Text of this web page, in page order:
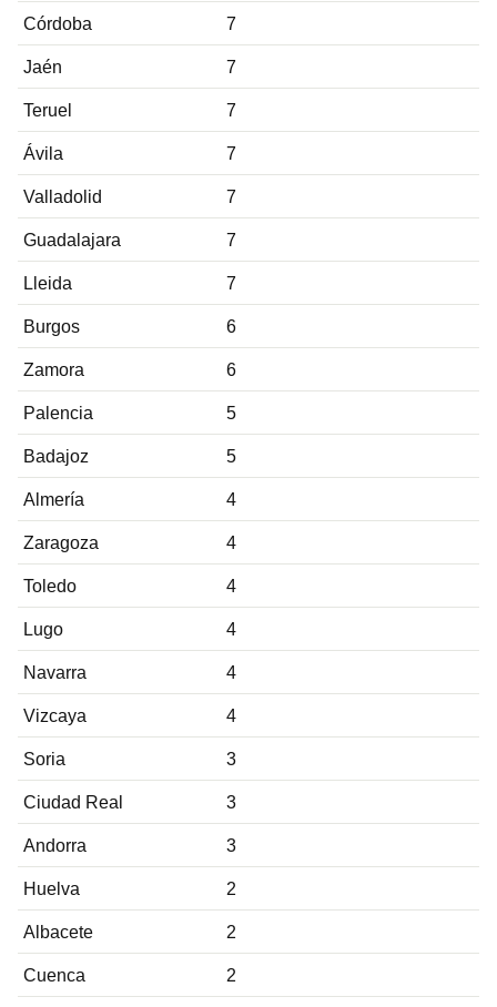
Córdoba 7
Jaén 7
Teruel 7
Ávila 7
Valladolid 7
Guadalajara 7
Lleida 7
Burgos 6
Zamora 6
Palencia 5
Badajoz 5
Almería 4
Zaragoza 4
Toledo 4
Lugo 4
Navarra 4
Vizcaya 4
Soria 3
Ciudad Real 3
Andorra 3
Huelva 2
Albacete 2
Cuenca 2